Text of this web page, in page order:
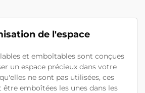
de l'espace
et emboîtables sont conçues
un espace précieux dans votre
ne sont pas utilisées, ces
être emboîtées les unes dans les